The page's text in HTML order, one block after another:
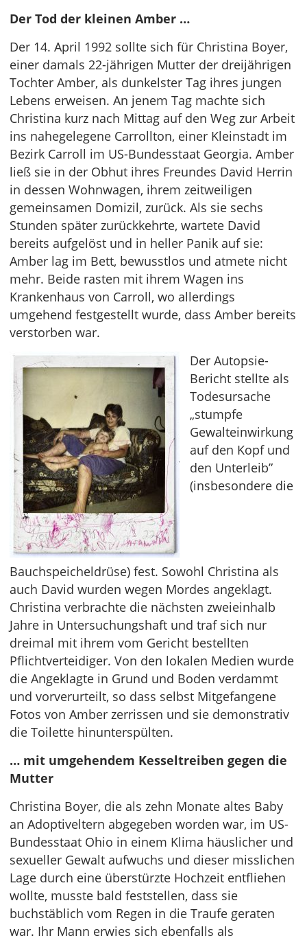
Der Tod der kleinen Amber …
Der 14. April 1992 sollte sich für Christina Boyer,
einer damals 22-jährigen Mutter der dreijährigen
Tochter Amber, als dunkelster Tag ihres jungen
Lebens erweisen. An jenem Tag machte sich
Christina kurz nach Mittag auf den Weg zur Arbeit
ins nahegelegene Carrollton, einer Kleinstadt im
Bezirk Carroll im US-Bundesstaat Georgia. Amber
ließ sie in der Obhut ihres Freundes David Herrin
in dessen Wohnwagen, ihrem zeitweiligen
gemeinsamen Domizil, zurück. Als sie sechs
Stunden später zurückkehrte, wartete David
bereits aufgelöst und in heller Panik auf sie:
Amber lag im Bett, bewusstlos und atmete nicht
mehr. Beide rasten mit ihrem Wagen ins
Krankenhaus von Carroll, wo allerdings
umgehend festgestellt wurde, dass Amber bereits
verstorben war.
Der Autopsie-
Bericht stellte als
Todesursache
„stumpfe
Gewalteinwirkung
auf den Kopf und
den Unterleib”
(insbesondere die
Bauchspeicheldrüse) fest. Sowohl Christina als
auch David wurden wegen Mordes angeklagt.
Christina verbrachte die nächsten zweieinhalb
Jahre in Untersuchungshaft und traf sich nur
dreimal mit ihrem vom Gericht bestellten
Pflichtverteidiger. Von den lokalen Medien wurde
die Angeklagte in Grund und Boden verdammt
und vorverurteilt, so dass selbst Mitgefangene
Fotos von Amber zerrissen und sie demonstrativ
die Toilette hinunterspülten.
… mit umgehendem Kesseltreiben gegen die
Mutter
Christina Boyer, die als zehn Monate altes Baby
an Adoptiveltern abgegeben worden war, im US-
Bundesstaat Ohio in einem Klima häuslicher und
sexueller Gewalt aufwuchs und dieser misslichen
Lage durch eine überstürzte Hochzeit entfliehen
wollte, musste bald feststellen, dass sie
buchstäblich vom Regen in die Traufe geraten
war. Ihr Mann erwies sich ebenfalls als